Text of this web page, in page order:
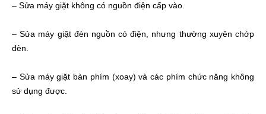
– Sửa máy giặt không có nguồn điện cấp vào.
– Sửa máy giặt đèn nguồn có điện, nhưng thường xuyên chớp
đèn.
– Sửa máy giặt bàn phím (xoay) và các phím chức năng không
sử dụng được.